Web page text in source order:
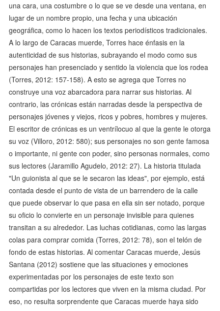
una cara, una costumbre o lo que se ve desde una ventana, en
lugar de un nombre propio, una fecha y una ubicación
geográfica, como lo hacen los textos periodísticos tradicionales.
A lo largo de Caracas muerde, Torres hace énfasis en la
autenticidad de sus historias, subrayando el modo como sus
personajes han presenciado y sentido la violencia que los rodea
(Torres, 2012: 157-158). A esto se agrega que Torres no
construye una voz abarcadora para narrar sus historias. Al
contrario, las crónicas están narradas desde la perspectiva de
personajes jóvenes y viejos, ricos y pobres, hombres y mujeres.
El escritor de crónicas es un ventrílocuo al que la gente le otorga
su voz (Villoro, 2012: 580); sus personajes no son gente famosa
o importante, ni gente con poder, sino personas normales, como
sus lectores (Jaramillo Agudelo, 2012: 27). La historia titulada
"Un guionista al que se le secaron las ideas", por ejemplo, está
contada desde el punto de vista de un barrendero de la calle
que puede observar lo que pasa en ella sin ser notado, porque
su oficio lo convierte en un personaje invisible para quienes
transitan a su alrededor. Las luchas cotidianas, como las largas
colas para comprar comida (Torres, 2012: 78), son el telón de
fondo de estas historias. Al comentar Caracas muerde, Jesús
Santana (2012) sostiene que las situaciones y emociones
experimentadas por los personajes de este texto son
compartidas por los lectores que viven en la misma ciudad. Por
eso, no resulta sorprendente que Caracas muerde haya sido